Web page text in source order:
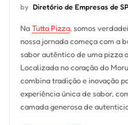
by Diretório de Empresas de SP
NaTutta Pizza, somos
nossa jornada começa com a
sabor autêntico de uma pizza
Localizada no coração do
combina tradição e inovação
experiência única de sabor,
camada generosa de